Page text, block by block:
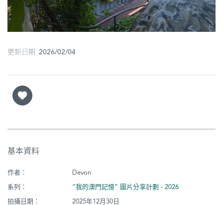
寺
廟
士
更新日期 2026/02/04
基本資料
作者：
Devon
系列：
“我的澳門記憶” 圖片分享計劃 - 2026
拍攝日期：
2025年12月30日